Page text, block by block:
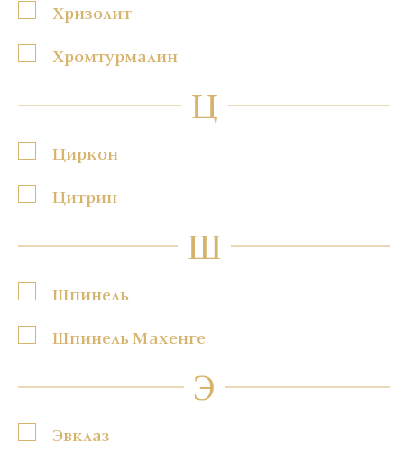
Хризолит
Хромтурмалин
Ц
Циркон
Цитрин
Ш
Шпинель
Шпинель Махенге
Э
Эвклаз